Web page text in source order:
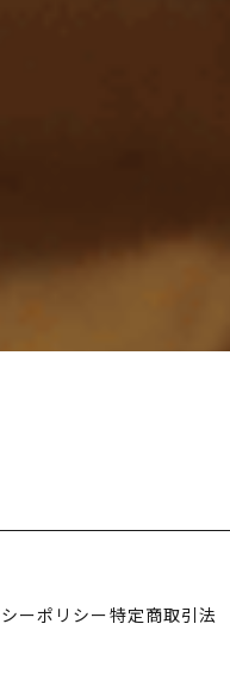
ーポリシー特定商取引法